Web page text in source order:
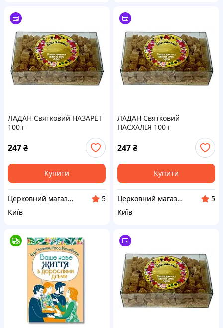
ЛАДАН Святковий НАЗАРЕТ
100 г
247₴
Купити
Церковний магазин "АФОН"
5
Київ
ЛАДАН Святковий
ПАСХАЛІЯ 100 г
247₴
Купити
Церковний магазин "АФОН"
5
Київ